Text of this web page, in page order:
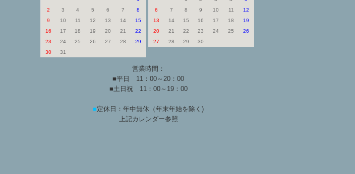
2
3 4 5 6 7
8
9
10 11 12 13 14
15
16
17 18 19 20 21
22
23
24 25 26 27 28
29
30
31
6
7 8 9 10 11
12
13
14 15 16 17 18
19
20
21 22 23 24 25
26
27
28 29 30
営業時間：
■平日 11：00～20：00
■土日祝 11：00～19：00
■定休日：年中無休（年末年始を除く)
上記カレンダー参照